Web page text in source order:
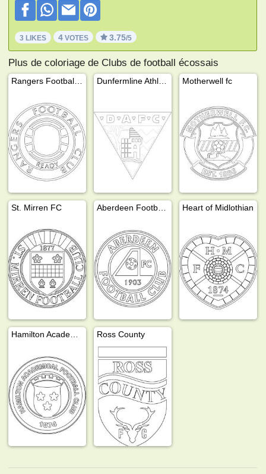
3 LIKES 4 VOTES 3.75/5
Plus de coloriage de Clubs de football écossais
Motherwell fc
St. Mirren FC Heart of Midlothian
Ross County